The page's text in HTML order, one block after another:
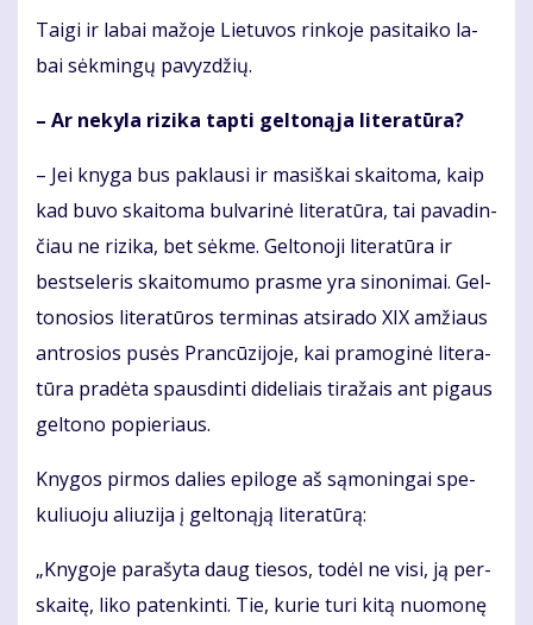
Tai­gi ir la­bai ma­žo­je Lie­tu­vos rin­ko­je pa­si­tai­ko la­
bai sėk­min­gų pa­vyz­džių.
– Ar ne­ky­la ri­zi­ka tap­ti gel­to­ną­ja li­te­ra­tū­ra?
– Jei kny­ga bus pa­klau­si ir ma­siš­kai skai­to­ma, kaip
kad bu­vo skai­to­ma bul­va­ri­nė li­te­ra­tū­ra, tai pa­va­din­
čiau ne ri­zi­ka, bet sėk­me. Gel­to­no­ji li­te­ra­tū­ra ir
best­se­leris skai­to­mu­mo pras­me yra si­no­ni­mai. Gel­
to­no­sios li­te­ra­tū­ros ter­mi­nas at­si­ra­do XIX am­žiaus
ant­ro­sios pu­sės Pran­cū­zi­jo­je, kai pra­mo­gi­nė li­te­ra­
tū­ra pra­dė­ta spaus­din­ti di­de­liais ti­ra­žais ant pi­gaus
gel­to­no po­pie­riaus.
Kny­gos pir­mos da­lies epi­lo­ge aš są­mo­nin­gai spe­
ku­liuo­ju aliu­zi­ja į gel­to­ną­ją li­te­ra­tū­rą:
„Kny­go­je pa­ra­šy­ta daug tie­sos, to­dėl ne vi­si, ją per­
skai­tę, li­ko pa­ten­kin­ti. Tie, ku­rie tu­ri ki­tą nuo­mo­nę